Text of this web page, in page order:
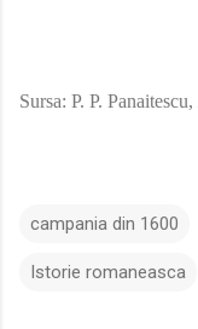
Sursa: P. P. Panaitescu,
campania din 1600
Istorie romaneasca